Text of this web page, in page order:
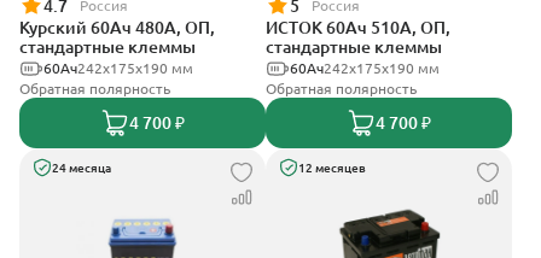
4.7 Россия
Курский 60Ач 480А, ОП,
стандартные клеммы
242x175x190 мм
60Ач
Обратная полярность
4 700 ₽
5 Россия
ИСТОК 60Ач 510А, ОП,
стандартные клеммы
242x175x190 мм
60Ач
Обратная полярность
4 700 ₽
24 месяца 12 месяцев